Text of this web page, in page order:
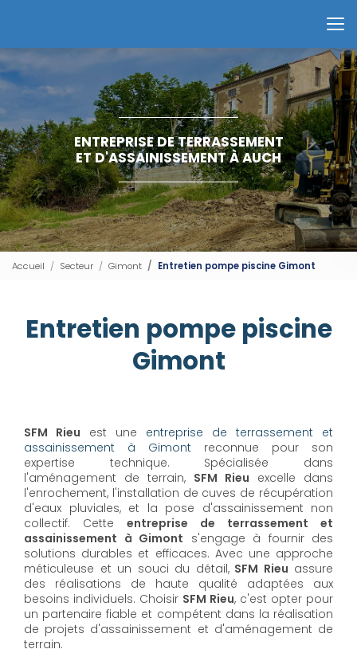
principal
ENTREPRISE DE TERRASSEMENT
ET D'ASSAINISSEMENT À AUCH
Accueil Secteur Gimont Entretien pompe piscine Gimont
Entretien pompe piscine
Gimont
SFM Rieu est une entreprise de terrassement et
assainissement à Gimont reconnue pour son
expertise technique. Spécialisée dans
l'aménagement de terrain, SFM Rieu excelle dans
l'enrochement, l'installation de cuves de récupération
d'eaux pluviales, et la pose d'assainissement non
collectif. Cette entreprise de terrassement et
assainissement à Gimont s'engage à fournir des
solutions durables et efficaces. Avec une approche
méticuleuse et un souci du détail,SFM Rieu assure
des réalisations de haute qualité adaptées aux
besoins individuels. Choisir SFM Rieu, c'est opter pour
un partenaire fiable et compétent dans la réalisation
de projets d'assainissement et d'aménagement de
terrain.